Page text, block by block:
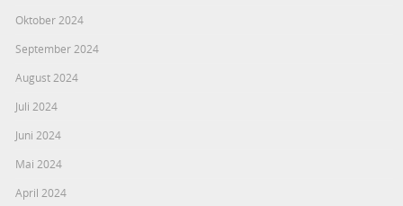
Oktober 2024
September 2024
August 2024
Juli 2024
Juni 2024
Mai 2024
April 2024